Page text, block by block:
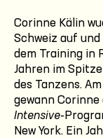
Corinne Kälin
Schweiz auf
dem Training in
Jahren im
des Tanzens. Am
gewann
Intensive-
New York. Ein